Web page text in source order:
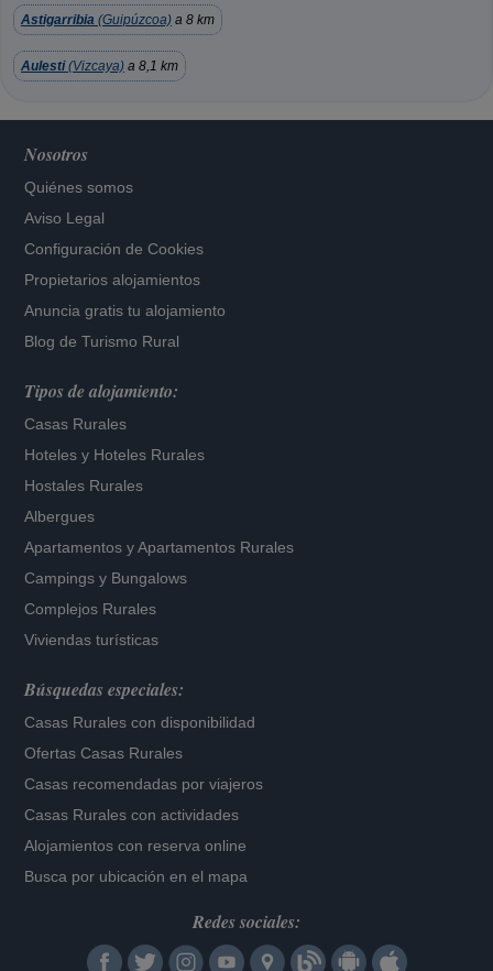
Astigarribia (Guipúzcoa) a 8 km
Aulesti(Vizcaya) a 8,1 km
Nosotros
Quiénes somos
Aviso Legal
Configuración de Cookies
Propietarios alojamientos
Anuncia gratis tu alojamiento
Blog de Turismo Rural
Tipos de alojamiento:
Casas Rurales
Hoteles y Hoteles Rurales
Hostales Rurales
Albergues
Apartamentos yApartamentos Rurales
Campings y Bungalows
Complejos Rurales
Viviendas turísticas
Búsquedas especiales:
Casas Rurales con disponibilidad
Ofertas Casas Rurales
Casas recomendadas por viajeros
Casas Rurales con actividades
Alojamientos con reserva online
Busca por ubicación en el mapa
Redes sociales: